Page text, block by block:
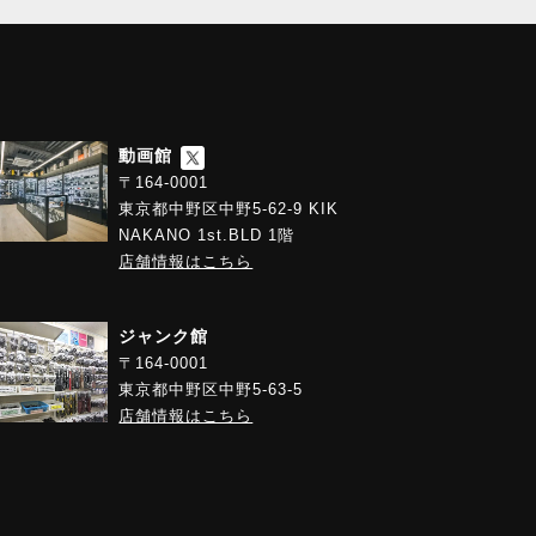
動画館
〒164-0001
東京都中野区中野5-62-9 KIK
NAKANO 1st.BLD 1階
店舗情報はこちら
ジャンク館
〒164-0001
東京都中野区中野5-63-5
店舗情報はこちら